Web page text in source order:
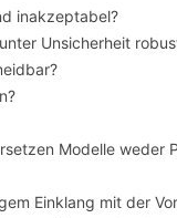
inakzeptabel?
Unsicherheit
Modelle weder
Einklang mit der